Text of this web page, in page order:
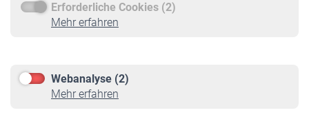
Erforderliche Cookies (2)
Mehr erfahren
Webanalyse (2)
Mehr erfahren
Service
Informationen
Online-Rechner
VBLnewsletter